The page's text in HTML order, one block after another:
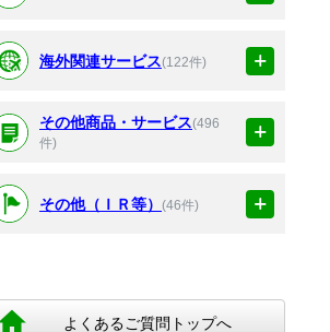
海外関連サービス(122件)
その他商品・サービス(496
件)
その他（ＩＲ等） (46件)
よくあるご質問トップへ